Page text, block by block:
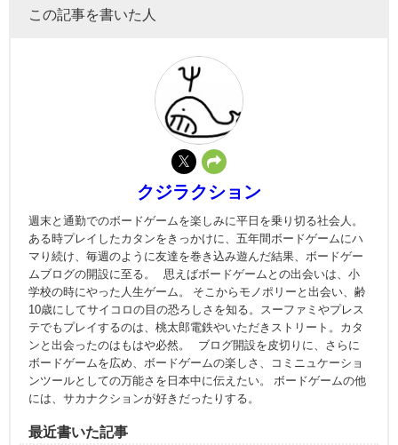
この記事を書いた人
クジラクション
週末と通勤でのボードゲームを楽しみに平日を乗り切る社会人。
ある時プレイしたカタンをきっかけに、五年間ボードゲームにハ
マり続け、毎週のように友達を巻き込み遊んだ結果、ボードゲー
ムブログの開設に至る。 思えばボードゲームとの出会いは、小
学校の時にやった人生ゲーム。 そこからモノポリーと出会い、齢
10歳にしてサイコロの目の恐ろしさを知る。スーファミやプレス
テでもプレイするのは、桃太郎電鉄やいただきストリート。カタ
ンと出会ったのはもはや必然。 ブログ開設を皮切りに、さらに
ボードゲームを広め、ボードゲームの楽しさ、コミニュケーショ
ンツールとしての万能さを日本中に伝えたい。 ボードゲームの他
には、サカナクションが好きだったりする。
最近書いた記事